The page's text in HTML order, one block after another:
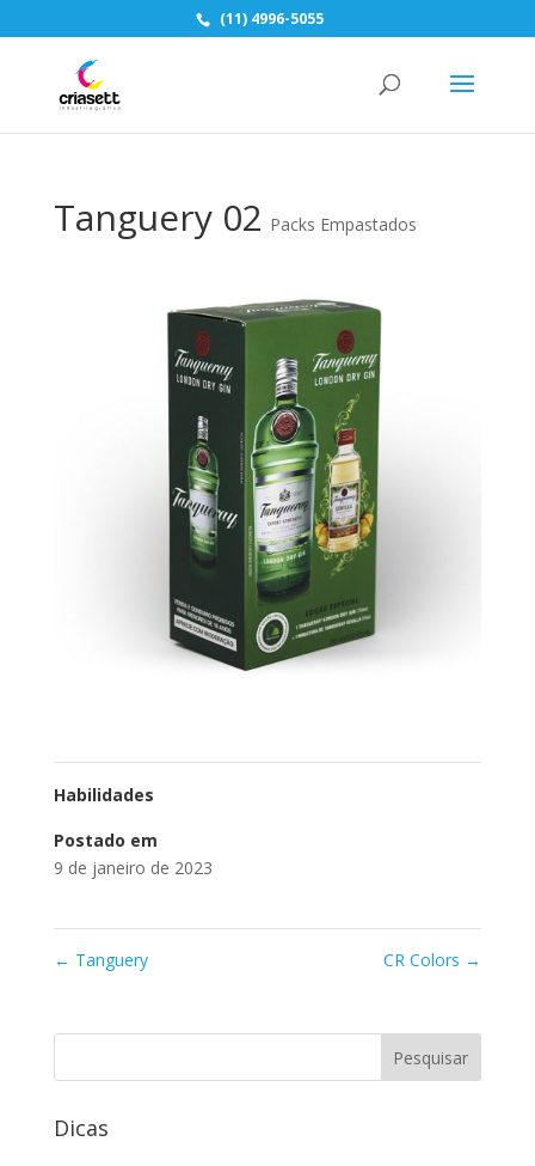
(11) 4996-5055
Tanguery 02 Packs Empastados
Habilidades
Postado em
9 de janeiro de 2023
← Tanguery CR Colors →
Dicas